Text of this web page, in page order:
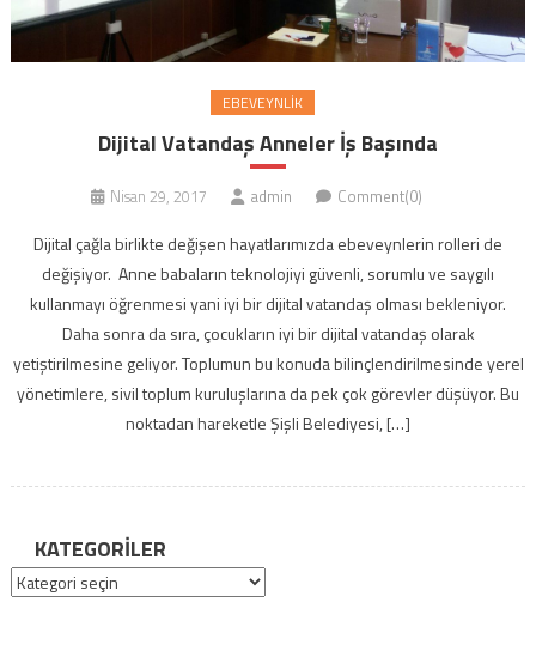
EBEVEYNLIK
Dijital Vatandaş Anneler İş Başında
Nisan 29, 2017 admin Comment(0)
Dijital çağla birlikte değişen hayatlarımızda ebeveynlerin rolleri de
değişiyor. Anne babaların teknolojiyi güvenli, sorumlu ve saygılı
kullanmayı öğrenmesi yani iyi bir dijital vatandaş olması bekleniyor.
Daha sonra da sıra, çocukların iyi bir dijital vatandaş olarak
yetiştirilmesine geliyor. Toplumun bu konuda bilinçlendirilmesinde yerel
yönetimlere, sivil toplum kuruluşlarına da pek çok görevler düşüyor. Bu
noktadan hareketle Şişli Belediyesi, […]
KATEGORILER
Kategoriler